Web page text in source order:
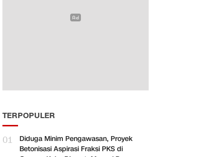
TERPOPULER
01
Diduga Minim Pengawasan, Proyek
Betonisasi Aspirasi Fraksi PKS di